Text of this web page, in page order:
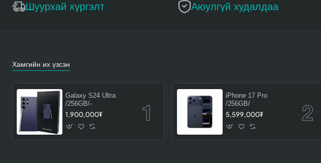
Шуурхай хүргэлт Аюулгүй худалдаа
Хамгийн их үзсэн
Galaxy S24 Ultra
/256GB/-
1,900,000₮
iPhone 17 Pro
/256GB/
5,599,000₮